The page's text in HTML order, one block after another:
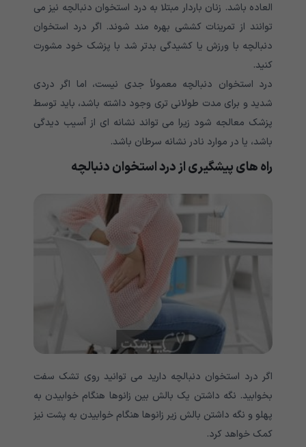
العاده باشد. زنان باردار مبتلا به درد استخوان دنبالچه نیز می
توانند از تمرینات کششی بهره مند شوند. اگر درد استخوان
دنبالچه با ورزش یا کشیدگی بدتر شد با پزشک خود مشورت
کنید.
درد استخوان دنبالچه معمولاً جدی نیست، اما اگر دردی
شدید و برای مدت طولانی تری وجود داشته باشد، باید توسط
پزشک معالجه شود زیرا می تواند نشانه ای از آسیب دیدگی
باشد، یا در موارد نادر نشانه سرطان باشد.
راه های پیشگیری از درد استخوان دنبالچه
اگر درد استخوان دنبالچه دارید می توانید روی تشک سفت
بخوابید. نگه داشتن یک بالش بین زانوها هنگام خوابیدن به
پهلو و نگه داشتن بالش زیر زانوها هنگام خوابیدن به پشت نیز
کمک خواهد کرد.